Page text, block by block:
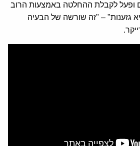
ופעל לקבלת ההחלטה באמצעות הרוב
גזענות" – "זה שורשה של הבעיה